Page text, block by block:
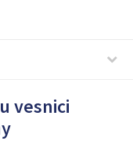
vesnici